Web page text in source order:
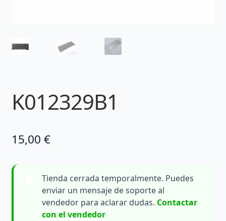
K012329B1
15,00 €
Tienda cerrada temporalmente. Puedes
enviar un mensaje de soporte al
vendedor para aclarar dudas. Contactar
con el vendedor